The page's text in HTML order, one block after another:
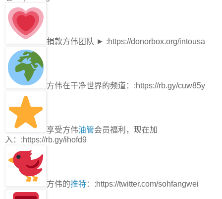
捐款方伟团队 ► :https://donorbox.org/intousa
方伟在干净世界的频道：:https://rb.gy/cuw85y
享受方伟油管会员福利，现在加
入：:https://rb.gy/ihofd9
方伟的推特：:https://twitter.com/sohfangwei